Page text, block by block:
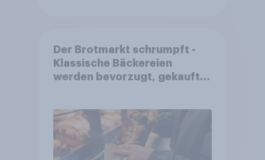
Der Brotmarkt schrumpft -
Klassische Bäckereien
werden bevorzugt, gekauft